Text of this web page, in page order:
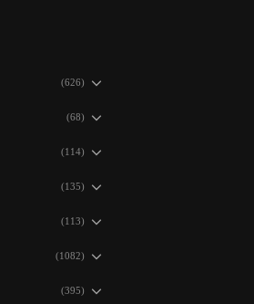
(626)
(68)
(114)
(135)
(113)
(1082)
(395)